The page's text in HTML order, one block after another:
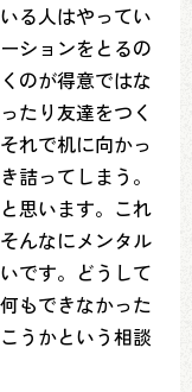
る人はやってい
ションをとるの
のが得意ではな
たり友達をつく
れで机に向かっ
詰ってしまう。
思います。これ
んなにメンタル
です。どうして
もできなかった
うかという相談